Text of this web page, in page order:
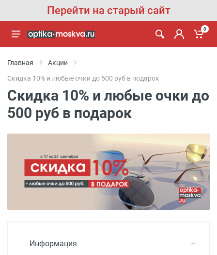
Перейти на старый сайт
0
Главная
Акции
Скидка 10% и любые очки до 500 руб в подарок
Скидка 10% и любые очки до
500 руб в подарок
Информация